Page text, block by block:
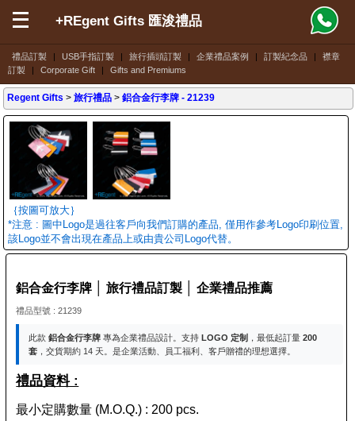
禮品訂製 | USB手指訂製 | 旅行插頭訂製 | 企業禮品案例 | 訂製紀念品 |
襟章
訂製
| Corporate Gift | Gifts and Premiums
+REgent Gifts 匯浚禮品
Regent Gifts >旅行禮品 >鋁合金行李牌 - 21239
｛按圖可放大｝
*注意 : 圖中Logo是過往客戶向我們訂購的產品, 僅用作參考Logo印刷位置,
該Logo並不會出現在產品上或由貴公司Logo代替。
鋁合金行李牌 │ 旅行禮品訂製 │ 企業禮品推薦
禮品型號 : 21239
此款 鋁合金行李牌專為企業禮品設計。支持 LOGO 定制 ，最低起訂量 200
套，交貨期約 14 天。是企業活動、員工福利、客戶贈禮的理想選擇。
禮品資料 :
最小定購數量 (M.O.Q.) : 200 pcs.